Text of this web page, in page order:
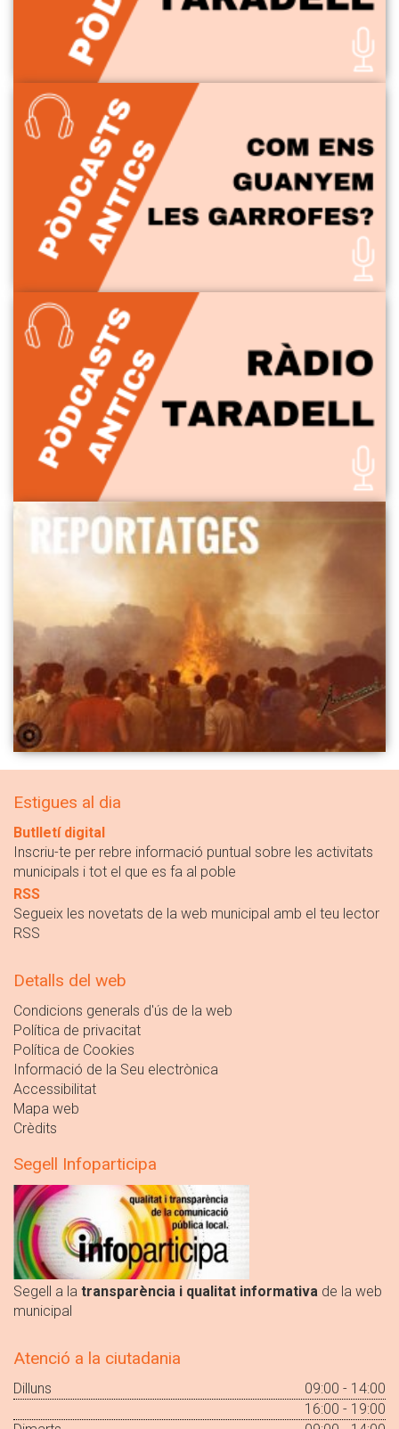
Estigues al dia
Butlletí digital
Inscriu-te per rebre informació puntual sobre les activitats
municipals i tot el que es fa al poble
RSS
Segueix les novetats de la web municipal amb el teu lector
RSS
Detalls del web
Condicions generals d'ús de la web
Política de privacitat
Política de Cookies
Informació de la Seu electrònica
Accessibilitat
Mapa web
Crèdits
Segell Infoparticipa
Segell a la transparència i qualitat informativa de la web
municipal
Atenció a la ciutadania
Dilluns
09:00 - 14:00
16:00 - 19:00